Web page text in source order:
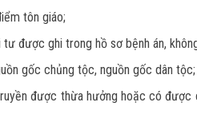
tôn giáo;
được ghi trong hồ sơ bệnh án,
gốc chủng tộc, nguồn gốc dân tộc;
được thừa hưởng hoặc có được